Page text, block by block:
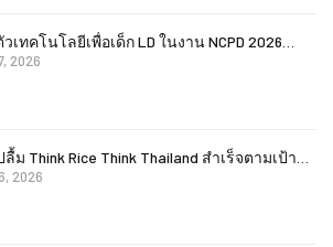
เทคโนโลยีเพื่อเด็ก LD ในงาน NCPD 2026…
2026
ม Think Rice Think Thailand สำเร็จตามเป้า…
2026